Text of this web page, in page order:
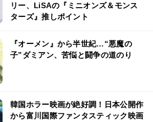
リー、LiSAの『ミニオンズ＆モンス
ターズ』推しポイント
『オーメン』から半世紀…“悪魔の
子”ダミアン、苦悩と闘争の道のり
韓国ホラー映画が絶好調！日本公開作
から富川国際ファンタスティック映画